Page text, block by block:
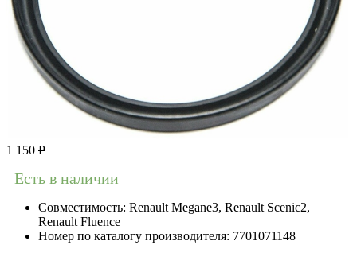
1 150 Р
Есть в наличии
Совместимость: Renault Megane3, Renault Scenic2,
Renault Fluence
Номер по каталогу производителя: 7701071148